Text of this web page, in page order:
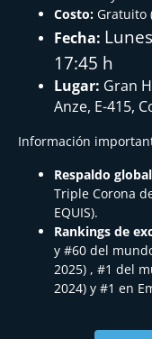
Costo: Gratuito
Fecha:
17:45 h
Lugar: Gran
Anze, E-415,
Información
Respaldo
Triple Corona
EQUIS).
Rankings de
y #60 del
2025) , #1 del
2024) y #1 en